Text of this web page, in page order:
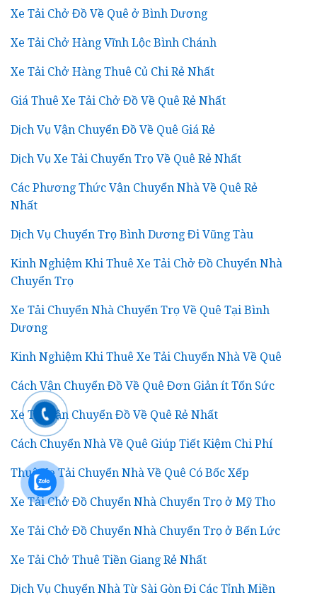
Xe Tải Chở Đồ Về Quê ở Bình Dương
Xe Tải Chở Hàng Vĩnh Lộc Bình Chánh
Xe Tải Chở Hàng Thuê Củ Chi Rẻ Nhất
Giá Thuê Xe Tải Chở Đồ Về Quê Rẻ Nhất
Dịch Vụ Vận Chuyển Đồ Về Quê Giá Rẻ
Dịch Vụ Xe Tải Chuyển Trọ Về Quê Rẻ Nhất
Các Phương Thức Vận Chuyển Nhà Về Quê Rẻ
Nhất
Dịch Vụ Chuyển Trọ Bình Dương Đi Vũng Tàu
Kinh Nghiệm Khi Thuê Xe Tải Chở Đồ Chuyển Nhà
Chuyển Trọ
Xe Tải Chuyển Nhà Chuyển Trọ Về Quê Tại Bình
Dương
Kinh Nghiệm Khi Thuê Xe Tải Chuyển Nhà Về Quê
Cách Vận Chuyển Đồ Về Quê Đơn Giản ít Tốn Sức
Xe Tải Vận Chuyển Đồ Về Quê Rẻ Nhất
Cách Chuyển Nhà Về Quê Giúp Tiết Kiệm Chi Phí
Thuê Xe Tải Chuyển Nhà Về Quê Có Bốc Xếp
Xe Tải Chở Đồ Chuyển Nhà Chuyển Trọ ở Mỹ Tho
Xe Tải Chở Đồ Chuyển Nhà Chuyển Trọ ở Bến Lức
Xe Tải Chở Thuê Tiền Giang Rẻ Nhất
Dịch Vụ Chuyển Nhà Từ Sài Gòn Đi Các Tỉnh Miền